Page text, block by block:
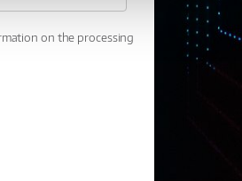
on the processing